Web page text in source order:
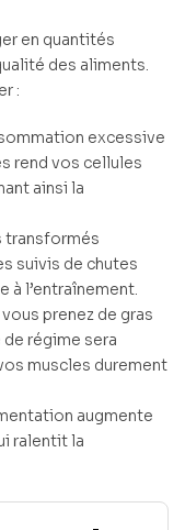
en quantités
des aliments.
:
excessive
rend vos cellules
ainsi la
transformés
suivis de chutes
à l’entraînement.
prenez de gras
régime sera
muscles durement
augmente
ralentit la